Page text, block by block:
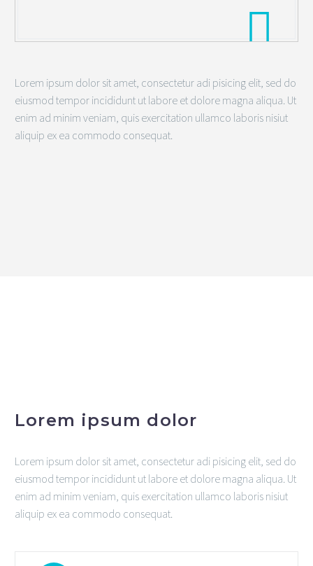

Lorem ipsum dolor sit amet, consectetur adi pisicing elit, sed do
eiusmod tempor incididunt ut labore et dolore magna aliqua. Ut
enim ad minim veniam, quis exercitation ullamco laboris nisiut
aliquip ex ea commodo consequat.
Lorem ipsum dolor
Lorem ipsum dolor sit amet, consectetur adi pisicing elit, sed do
eiusmod tempor incididunt ut labore et dolore magna aliqua. Ut
enim ad minim veniam, quis exercitation ullamco laboris nisiut
aliquip ex ea commodo consequat.